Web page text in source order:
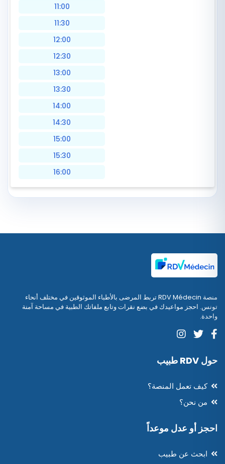
11:00
11:30
12:00
12:30
13:00
13:30
14:00
14:30
15:00
15:30
16:00
منصة RDV Médecin تربط المرضى بالأطباء الموثوقين في مختلف أنحاء
تونس. احجز مواعيدك في بضع نقرات وتابع ملفاتك الطبية في مساحة آمنة
واحدة.
حول RDV طبيب
كيف تعمل المنصة؟
من نحن؟
احجز أو عدل موعداً
ابحث عن طبيب